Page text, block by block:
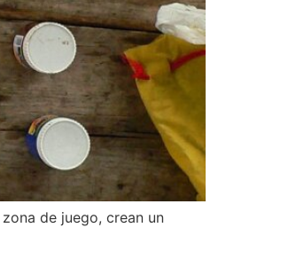
de juego, crean un